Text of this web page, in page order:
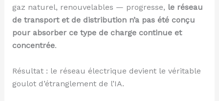
gaz naturel, renouvelables — progresse, le réseau
de transport et de distribution n’a pas été conçu
pour absorber ce type de charge continue et
concentrée.
Résultat : le réseau électrique devient le véritable
goulot d’étranglement de l’IA.